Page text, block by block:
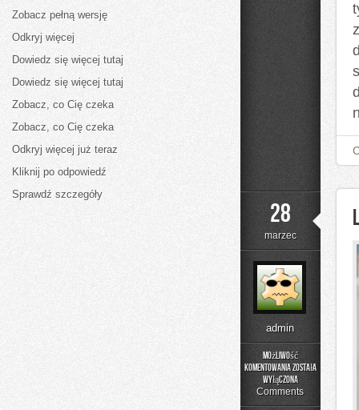
28
marzec
admin
Możliwość
komentowania
Logistyka
Magazynowanie
została
wyłączona
Comments
Zobacz pełną wersję
Odkryj więcej
Dowiedz się więcej tutaj
Dowiedz się więcej tutaj
Zobacz, co Cię czeka
Zobacz, co Cię czeka
Odkryj więcej już teraz
Kliknij po odpowiedź
Sprawdź szczegóły